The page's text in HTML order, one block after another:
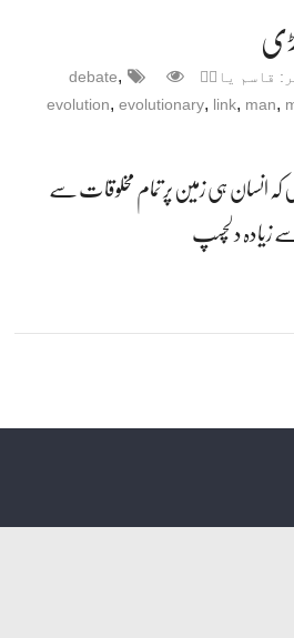
قاسم یادؔ debate,
evolution, evolutionary, link, man,
انسان ہی زمین پر تمام مخلوقات سے
زیادہ دلچسپ